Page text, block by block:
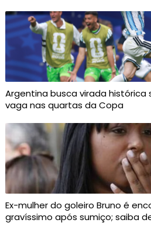
Argentina busca virada histórica
vaga nas quartas da Copa
Ex-mulher do goleiro Bruno é
gravíssimo após sumiço; saiba